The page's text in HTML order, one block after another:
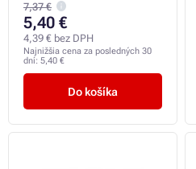
7,37 €
5,40 €
4,39 € bez DPH
Najnižšia cena za posledných 30
dní: 5,40 €
Do košíka